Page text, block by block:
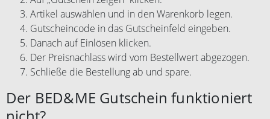
Artikel auswählen und in den Warenkorb legen.
Gutscheincode in das Gutscheinfeld eingeben.
Danach auf Einlösen klicken.
Der Preisnachlass wird vom Bestellwert abgezogen.
Schließe die Bestellung ab und spare.
Der BED&ME Gutschein funktioniert